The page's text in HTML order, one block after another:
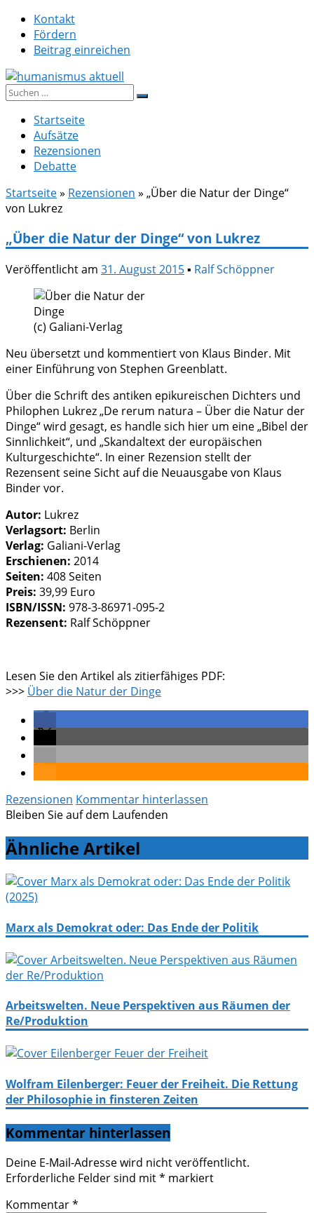
Zum
Inhalt
springen
Kontakt
Fördern
Beitrag einreichen
humanismus aktuell
Suche
Startseite
Aufsätze
Rezensionen
Debatte
Startseite» Rezensionen » „Über die Natur der Dinge“
von Lukrez
„Über die Natur der Dinge“ von Lukrez
Veröffentlicht am 31. August 2015▪ Ralf Schöppner
(c) Galiani-Verlag
Neu übersetzt und kommentiert von Klaus Binder. Mit
einer Einführung von Stephen Greenblatt.
Über die Schrift des antiken epikureischen Dichters und
Philophen Lukrez „De rerum natura – Über die Natur der
Dinge“ wird gesagt, es handle sich hier um eine „Bibel der
Sinnlichkeit“, und „Skandaltext der europäischen
Kulturgeschichte“. In einer Rezension stellt der
Rezensent seine Sicht auf die Neuausgabe von Klaus
Binder vor.
Autor: Lukrez
Verlagsort: Berlin
Verlag: Galiani-Verlag
Erschienen: 2014
Seiten: 408 Seiten
Preis: 39,99 Euro
ISBN/ISSN: 978-3-86971-095-2
Rezensent: Ralf Schöppner
Lesen Sie den Artikel als zitierfähiges PDF:
>>> Über die Natur der Dinge
Rezensionen Kommentar hinterlassen
Bleiben Sie auf dem Laufenden
Ähnliche Artikel
Marx als Demokrat oder: Das Ende der Politik
Arbeitswelten. Neue Perspektiven aus Räumen der
Re/Produktion
Wolfram Eilenberger: Feuer der Freiheit. Die Rettung
der Philosophie in finsteren Zeiten
Kommentar hinterlassen
Deine E-Mail-Adresse wird nicht veröffentlicht.
Erforderliche Felder sind mit* markiert
Kommentar*